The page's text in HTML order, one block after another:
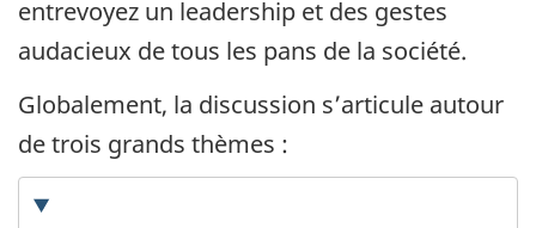
entrevoyez un leadership et des gestes
audacieux de tous les pans de la société.
Globalement, la discussion s’articule autour
de trois grands thèmes :